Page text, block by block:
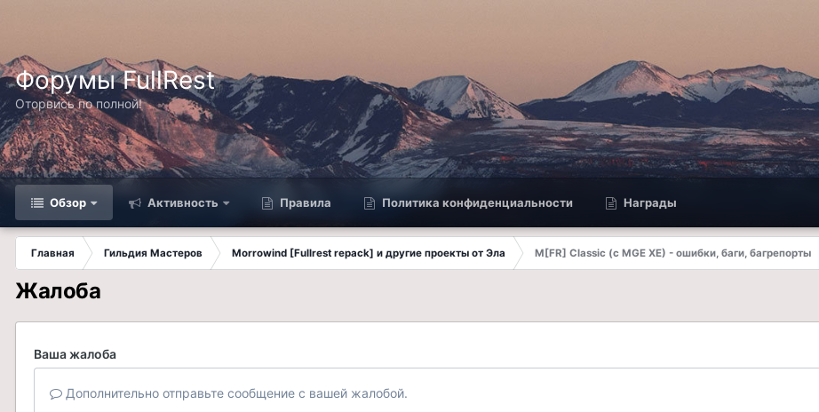
Форумы FullRest
Оторвись по полной!
Обзор Активность Правила Политика конфиденциальности Награды
Главная Гильдия Мастеров Morrowind [Fullrest repack] и другие проекты от Эла
M[FR] Classic (с MGE XE) - ошибки, баги, багрепорты
Жалоба
Ваша жалоба
Дополнительно отправьте сообщение с вашей жалобой.